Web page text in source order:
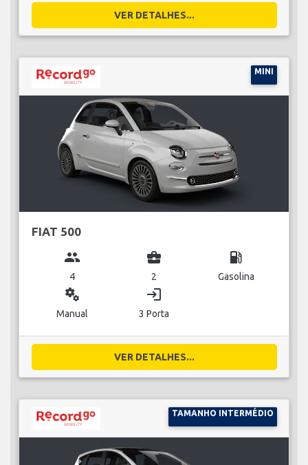
VER DETALHES...
MINI
FIAT 500
group
4
business_center
2
local_gas_station
Gasolina
miscellaneous_services
Manual
login
3 Porta
VER DETALHES...
TAMANHO INTERMÉDIO